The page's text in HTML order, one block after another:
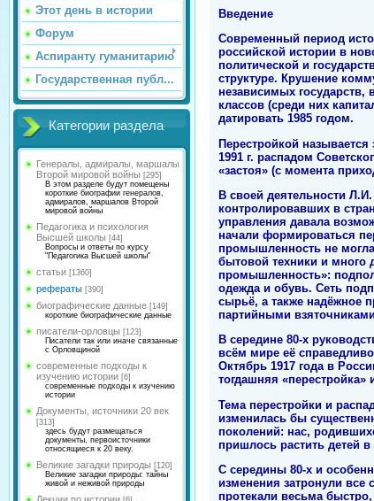
Этот день в истории
Форум
Аспиранту гуманитарию
Государственная публ...
Категории раздела
Генералы, адмиралы, маршалы
Второй мировой войны [295]
В этом разделе будут помещены
короткие биографии генералов,
адмиралов, маршалов Второй
мировой войны
Педагогика и психология
Высшей школы [44]
Вопросы и ответы по курсу
"Педагогика Высшей школы"
статьи [1360]
рефераты [390]
биографические данные [149]
короткие биографические данные
писатели-орловцы [123]
Писатели так или иначе связанные
с Орловщиной
современные подходы к
изучению истории [6]
современные подходы к изучению
истории
Документы, источники 20 век
[313]
здесь будут размещаться
документы, первоисточники
относящиеся к 20 веку.
Великие загадки природы [120]
Великие загадки природы: тайны
живой и неживой природы
Введение
Современный период
российской истории в
политической и
структуре. Крушение
независимых государств,
классов (среди них
датировать 1985 годом.
Перестройкой
1991 г. распадом
«застоя» (с момента
В своей деятельности
контролировавших в
управления давала
начали формироваться
промышленность не
бытовой техники и много
промышленность»:
одежда и обувь. Сеть
сырьё, а также надёжное
партийными
В середине 80-х
всём мире её
Октябрь 1917 года в
тогдашняя «перестройка»
Тема перестройки и
изменилась бы
поколений: нас,
пришлось растить детей
С середины 80-х и
изменения затронули все
протекали весьма